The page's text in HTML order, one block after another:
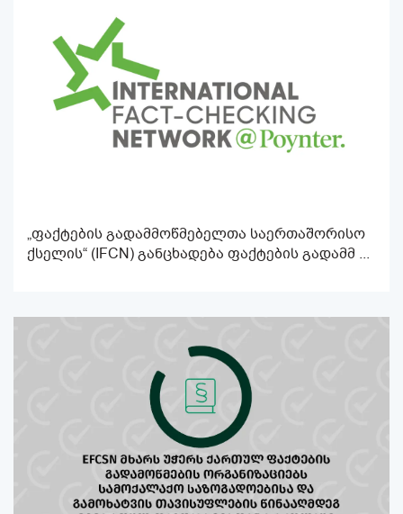
„ფაქტების გადამმოწმებელთა საერთაშორისო
ქსელის“ (IFCN) განცხადება ფაქტების გადამმ ...